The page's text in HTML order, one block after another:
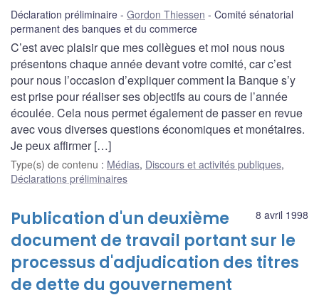
Déclaration préliminaire Gordon Thiessen
Comité sénatorial
permanent des banques et du commerce
C’est avec plaisir que mes collègues et moi nous nous
présentons chaque année devant votre comité, car c’est
pour nous l’occasion d’expliquer comment la Banque s’y
est prise pour réaliser ses objectifs au cours de l’année
écoulée. Cela nous permet également de passer en revue
avec vous diverses questions économiques et monétaires.
Je peux affirmer […]
Type(s) de contenu : Médias, Discours et activités publiques,
Déclarations préliminaires
8 avril 1998
Publication d'un deuxième
document de travail portant sur le
processus d'adjudication des titres
de dette du gouvernement